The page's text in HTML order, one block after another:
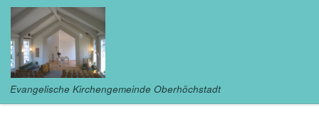
Zum Inhalt springen
Evangelische Kirchengemeinde Oberhöchstadt